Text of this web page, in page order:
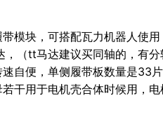
模块，可搭配瓦力机器人使
，（tt马达建议买同轴的，有
自便，单侧履带板数量是33
干用于电机壳合体时候用，